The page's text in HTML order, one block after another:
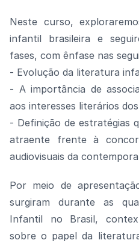
Neste curso,
infantil brasileira e
fases, com ênfase nas
- Evolução da literatura
- A importância de
aos interesses literários
- Definição de estratégias
atraente frente à
audiovisuais da
Por meio de
surgiram durante as
Infantil no Brasil,
sobre o papel da